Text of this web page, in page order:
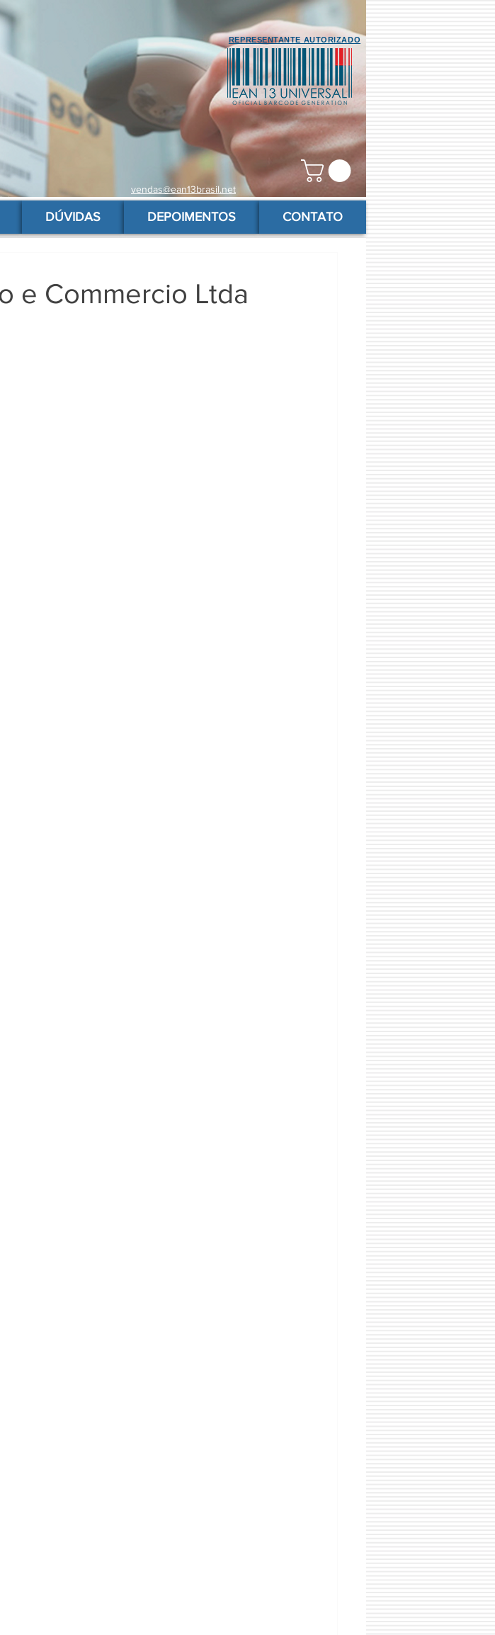
vendas@ean13brasil.net
REPRESENTANTE AUTORIZADO
barato
DÚVIDAS DEPOIMENTOS CONTATO
e Commercio Ltda